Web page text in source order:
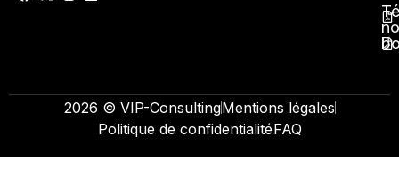
2026 © VIP-ConsultingMentions légales
Politique de confidentialitéFAQ